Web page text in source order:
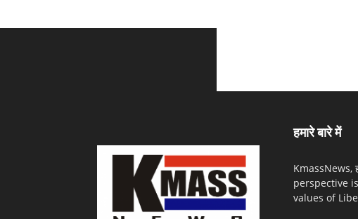
हमारे बारे में
KmassNews,
perspective
values of